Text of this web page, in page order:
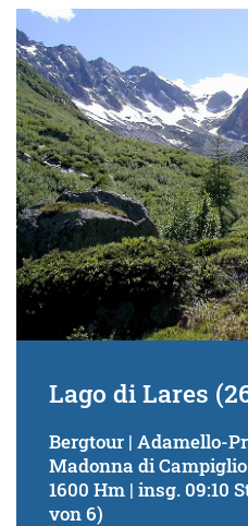
Lago di Lares
Bergtour | Adamello-
Madonna di Campiglio
1600 Hm | insg. 09:10
von 6)